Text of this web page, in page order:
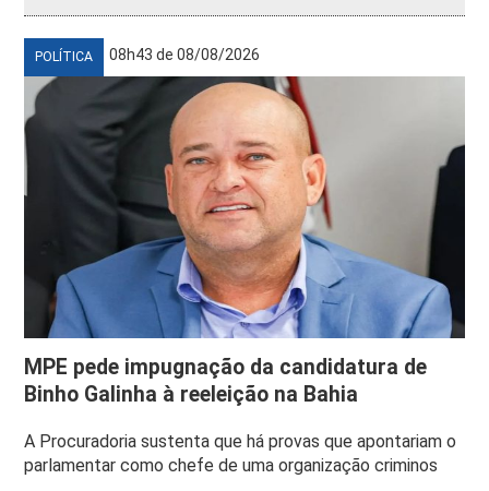
POLÍTICA 08h43 de 08/08/2026
MPE pede impugnação da candidatura de
Binho Galinha à reeleição na Bahia
A Procuradoria sustenta que há provas que apontariam o
parlamentar como chefe de uma organização criminos